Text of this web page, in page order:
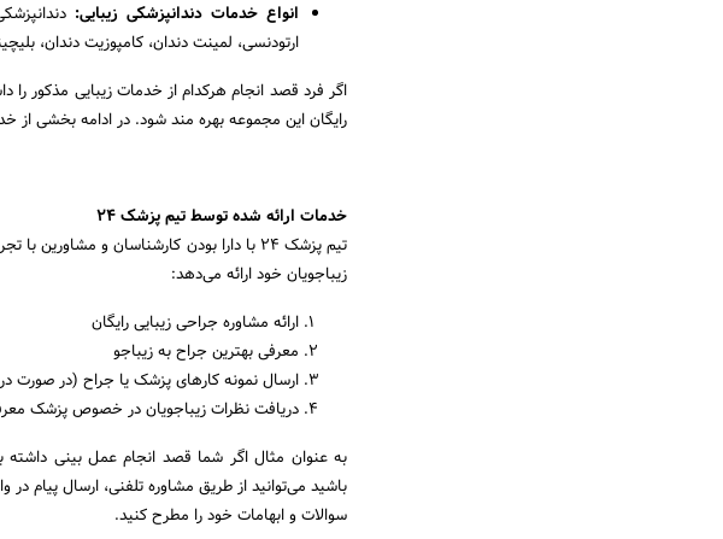
انواع خدمات دندانپزشکی زیبایی:
ارتودنسی، لمینت دندان، کامپوزیت دندان،
رایگان این مجموعه بهره مند شود. در ادامه بخشی از خدمات تیم پزشک
خدمات ارائه شده توسط تیم پزشک 24
تیم پزشک 24 با دارا بودن کارشناسان و
زیباجویان خود ارائه می‌دهد:
ارائه مشاوره جراحی زیبایی رایگان
معرفی بهترین جراح به زیباجو
ارسال نمونه کارهای پزشک یا جراح (در صورت
دریافت نظرات زیباجویان در خصوص پزشک
به عنوان مثال اگر شما قصد انجام عمل بینی داشته
سوالات و ابهامات خود را مطرح کنید.